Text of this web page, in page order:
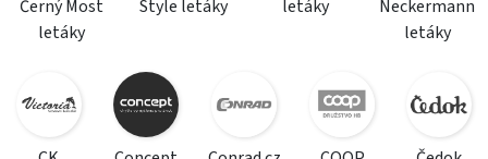
Černý Most
letáky
Style letáky letáky
Neckermann
letáky